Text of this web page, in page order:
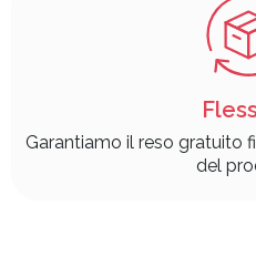
Garantiamo il reso gratuito
del